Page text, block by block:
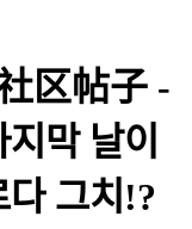
区帖子 -
막 날이
그치!?